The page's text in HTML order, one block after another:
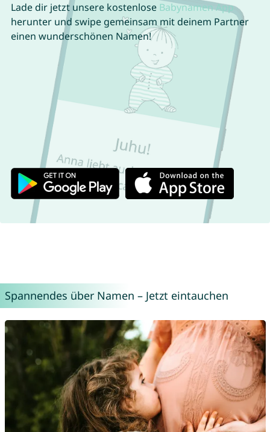
Lade dir jetzt unsere kostenlose Babynamen App
herunter und swipe gemeinsam mit deinem Partner
einen wunderschönen Namen!
Spannendes über Namen – Jetzt eintauchen